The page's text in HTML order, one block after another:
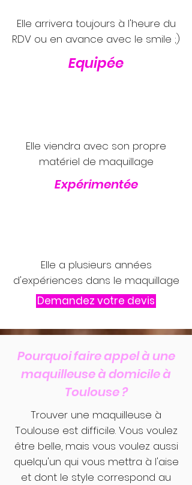
Elle arrivera toujours à l'heure du
RDV ou en avance avec le smile ;)
Equipée
Elle viendra avec son propre
matériel de maquillage
Expérimentée
Elle a plusieurs années
d'expériences dans le maquillage
Demandez votre devis
Pourquoi faire appel à une
maquilleuse à domicile à
Toulouse ?
Trouver une maquilleuse à
Toulouse est difficile. Vous voulez
être belle, mais vous voulez aussi
quelqu'un qui vous mettra à l'aise
et dont le style correspond au